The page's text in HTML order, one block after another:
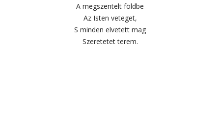
A megszentelt földbe
Az Isten veteget,
S minden elvetett mag
Szeretetet terem.